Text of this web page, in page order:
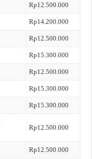
Rp12.500.000
Rp14.200.000
Rp12.500.000
Rp15.300.000
Rp12.500.000
Rp15.300.000
Rp15.300.000
Rp12.500.000
Rp12.500.000